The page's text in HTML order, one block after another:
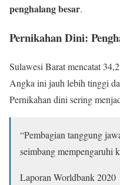
penghalang besar.
Pernikahan Dini:
Sulawesi Barat mencatat
Angka ini jauh lebih tinggi
Pernikahan dini sering
“Pembagian tanggung
seimbang mempengaruhi
Laporan Worldbank 2020